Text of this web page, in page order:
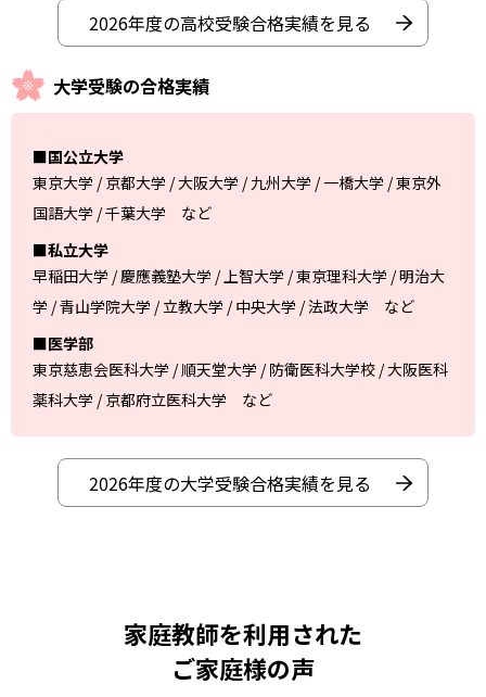
2026年度の高校受験合格実績を見る
大学受験の合格実績
■国公立大学
東京大学 / 京都大学 / 大阪大学 / 九州大学 / 一橋大学 / 東京外
国語大学 / 千葉大学 など
■私立大学
早稲田大学 / 慶應義塾大学 / 上智大学 / 東京理科大学 / 明治大
学 / 青山学院大学 / 立教大学 / 中央大学 / 法政大学 など
■医学部
東京慈恵会医科大学 / 順天堂大学 / 防衛医科大学校 / 大阪医科
薬科大学 / 京都府立医科大学 など
2026年度の大学受験合格実績を見る
家庭教師を利用された
ご家庭様の声